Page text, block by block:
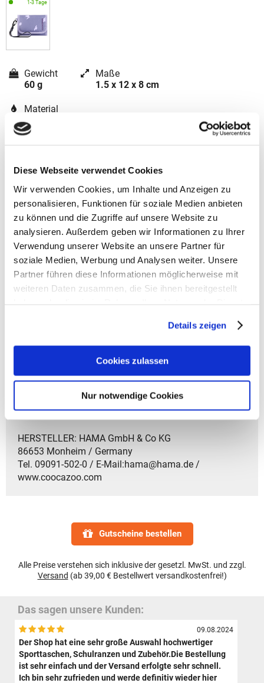
Diese Webseite verwendet Cookies
Wir verwenden Cookies, um Inhalte und Anzeigen zu
personalisieren, Funktionen für soziale Medien anbieten
zu können und die Zugriffe auf unsere Website zu
analysieren. Außerdem geben wir Informationen zu Ihrer
Verwendung unserer Website an unsere Partner für
soziale Medien, Werbung und Analysen weiter. Unsere
Partner führen diese Informationen möglicherweise mit
weiteren Daten zusammen, die Sie ihnen bereitgestellt
Details zeigen
Cookies zulassen
Nur notwendige Cookies
Gewicht
60 g
Maße
1.5 x 12 x 8 cm
Material
Polyester
Coocazoo Zubehör
Artikelbeschreibung Coocazoo Geldbeutel
- Fach für Geldscheine
- Mehrere Fächer für Karten
- Zusammenfaltbar mit Klettverschluss
- Handschlaufe mit Karabinerhaken
HERSTELLER: HAMA GmbH & Co KG
86653 Monheim / Germany
Tel. 09091-502-0 / E-Mail:hama@hama.de /
www.coocazoo.com
Gutscheine bestellen
Alle Preise verstehen sich inklusive der gesetzl. MwSt. und zzgl.
Versand (ab 39,00 € Bestellwert versandkostenfrei!)
Das sagen unsere Kunden:
09.08.2024
Der Shop hat eine sehr große Auswahl hochwertiger
Sporttaschen, Schulranzen und Zubehör.Die Bestellung
ist sehr einfach und der Versand erfolgte sehr schnell.
Ich bin sehr zufrieden und werde definitiv wieder hier